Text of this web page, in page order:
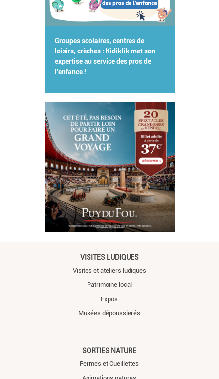
Groupes scolaires, centres de
loisirs, crèches : Kidiklik met son
expertise au service des pros de
l'enfance !
VISITES LUDIQUES
Visites et ateliers ludiques
Patrimoine local
Expos
Musées dépoussierés
SORTIES NATURE
Fermes et Cueillettes